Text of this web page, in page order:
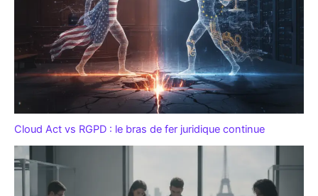
Cloud Act vs RGPD : le bras de fer juridique continue